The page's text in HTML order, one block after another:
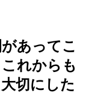
あってこ
れからも
切にした